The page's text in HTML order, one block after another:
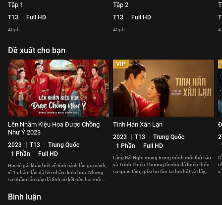
Tập 1
T13 Full HD
46ph
Tập 2
T13 Full HD
45ph
Đề xuất cho bạn
Lên Nhầm Kiệu Hoa Được Chồng
Như Ý 2023
2023 T13
Trung Quốc
1 Phần
Full HD
Hai cô gái khác biệt về tính cách lẫn gia cảnh,
vì 1 nhầm lẫn đã lên nhầm kiệu hoa. Nhưng
sự nhầm lẫn này đã tình cờ kết nên hai mối
VIP
Tinh Hán Xán Lạn
2022 T13
Trung Quốc
1 Phần
Full HD
Lăng Bất Nghi mang trong mình mối thù sâu
và Trình Thiếu Thương từ nhỏ đã thiếu thốn
sự quan tâm, giữa họ tồn tại lực hút và đẩy,
Bình luận